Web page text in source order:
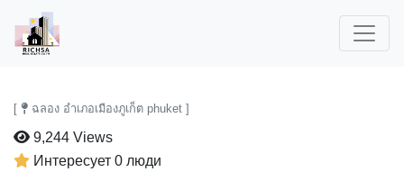
[ ฉลอง อำเภอเมืองภูเก็ต phuket ]
9,244 Views
Интересует 0 люди